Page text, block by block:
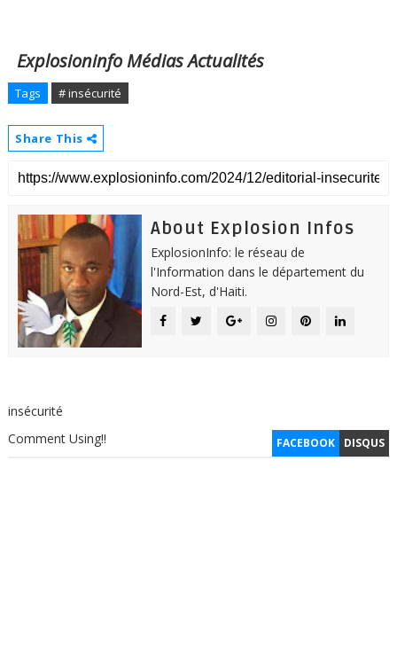
Explosioninfo Médias Actualités
Tags # insécurité
Share This
About Explosion Infos
ExplosionInfo: le réseau de
l'Information dans le département du
Nord-Est, d'Haiti.
insécurité
FACEBOOK DISQUS
Comment Using!!